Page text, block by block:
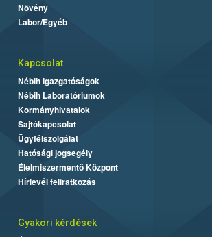
Növény
Labor/Egyéb
Kapcsolat
Nébih Igazgatóságok
Nébih Laboratóriumok
Kormányhivatalok
Sajtókapcsolat
Ügyfélszolgálat
Hatósági jogsegély
Élelmiszermentő Központ
Hírlevél feliratkozás
Gyakori kérdések